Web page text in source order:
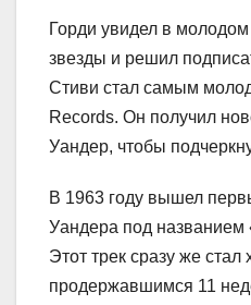
Горди увидел в
звезды и решил
Стиви стал самым
Records. Он получил
Уандер, чтобы
В 1963 году вышел
Уандера под названием
Этот трек сразу же стал
продержавшимся 11